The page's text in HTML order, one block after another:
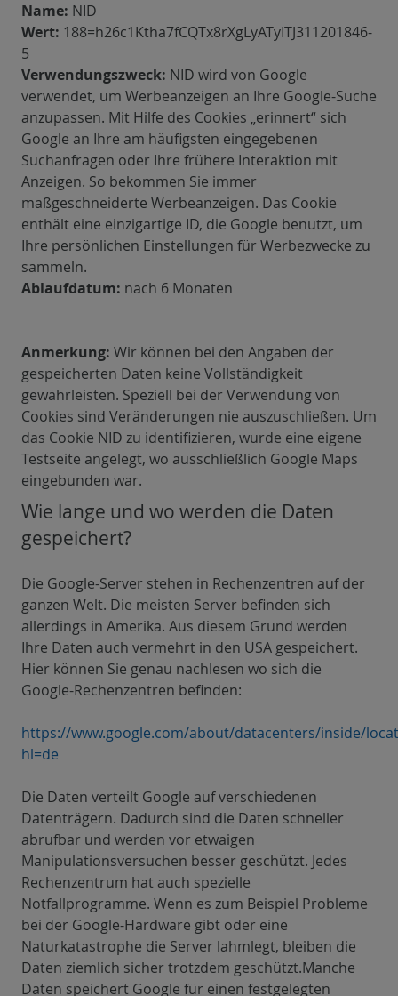
Name: NID
Wert: 188=h26c1Ktha7fCQTx8rXgLyATyITJ311201846-
5
Verwendungszweck: NID wird von Google
verwendet, um Werbeanzeigen an Ihre Google-Suche
anzupassen. Mit Hilfe des Cookies „erinnert“ sich
Google an Ihre am häufigsten eingegebenen
Suchanfragen oder Ihre frühere Interaktion mit
Anzeigen. So bekommen Sie immer
maßgeschneiderte Werbeanzeigen. Das Cookie
enthält eine einzigartige ID, die Google benutzt, um
Ihre persönlichen Einstellungen für Werbezwecke zu
sammeln.
Ablaufdatum: nach 6 Monaten
Anmerkung: Wir können bei den Angaben der
gespeicherten Daten keine Vollständigkeit
gewährleisten. Speziell bei der Verwendung von
Cookies sind Veränderungen nie auszuschließen. Um
das Cookie NID zu identifizieren, wurde eine eigene
Testseite angelegt, wo ausschließlich Google Maps
eingebunden war.
Wie lange und wo werden die Daten
gespeichert?
Die Google-Server stehen in Rechenzentren auf der
ganzen Welt. Die meisten Server befinden sich
allerdings in Amerika. Aus diesem Grund werden
Ihre Daten auch vermehrt in den USA gespeichert.
Hier können Sie genau nachlesen wo sich die
Google-Rechenzentren befinden:
https://www.google.com/about/datacenters/inside/
hl=de
Die Daten verteilt Google auf verschiedenen
Datenträgern. Dadurch sind die Daten schneller
abrufbar und werden vor etwaigen
Manipulationsversuchen besser geschützt. Jedes
Rechenzentrum hat auch spezielle
Notfallprogramme. Wenn es zum Beispiel Probleme
bei der Google-Hardware gibt oder eine
Naturkatastrophe die Server lahmlegt, bleiben die
Daten ziemlich sicher trotzdem geschützt.Manche
Daten speichert Google für einen festgelegten